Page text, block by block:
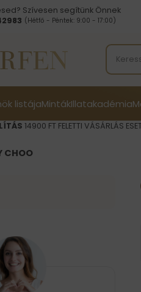
Szívesen segítünk Önnek
(Hétfő - Péntek: 9:00 - 17:00)
listájaMintákIllatakadémia
14900 FT FELETTI VÁSÁRLÁS
CHOO